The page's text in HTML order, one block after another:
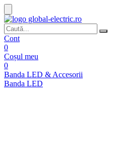
Cont
0
Coșul meu
0
Banda LED & Accesorii
Banda LED